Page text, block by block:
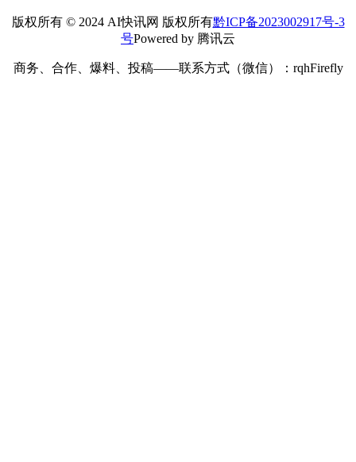
版权所有 © 2024 AI快讯网 版权所有黔ICP备2023002917号-3
号Powered by 腾讯云
商务、合作、爆料、投稿——联系方式（微信）：rqhFirefly